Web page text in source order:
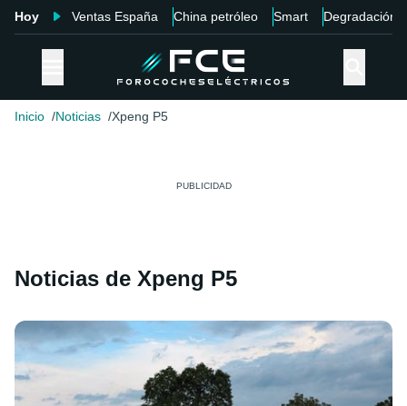
Hoy Ventas España China petróleo Smart Degradación
Inicio Noticias Xpeng P5
Noticias de Xpeng P5